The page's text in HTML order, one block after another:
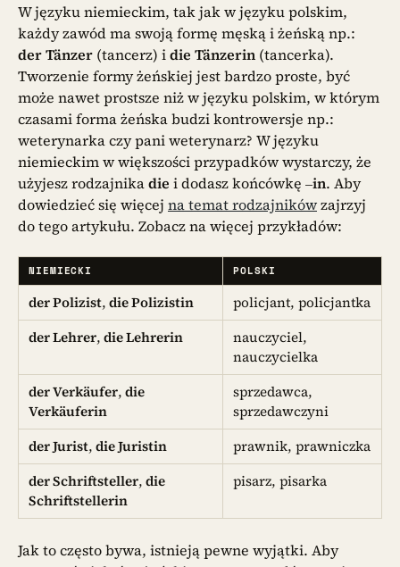
W języku niemieckim, tak jak w języku polskim,
każdy zawód ma swoją formę męską i żeńską np.:
derTänzer (tancerz) idie Tänzerin (tancerka).
Tworzenie formy żeńskiej jest bardzo proste, być
może nawet prostsze niż w języku polskim, w którym
czasami forma żeńska budzi kontrowersje np.:
weterynarka czy pani weterynarz? W języku
niemieckim w większości przypadków wystarczy, że
użyjesz rodzajnikadie i dodasz końcówkę –in. Aby
dowiedzieć się więcej na temat rodzajnikówzajrzyj
dotego artykułu. Zobacz na więcej przykładów:
NIEMIECKI POLSKI
der Polizist,die Polizistin
policjant, policjantka
der Lehrer,die Lehrerin
nauczyciel,
nauczycielka
der Verkäufer,die
Verkäuferin
sprzedawca,
sprzedawczyni
der Jurist,die Juristin
prawnik, prawniczka
der Schriftsteller,die
Schriftstellerin
pisarz, pisarka
Jak to często bywa, istnieją pewne wyjątki. Aby